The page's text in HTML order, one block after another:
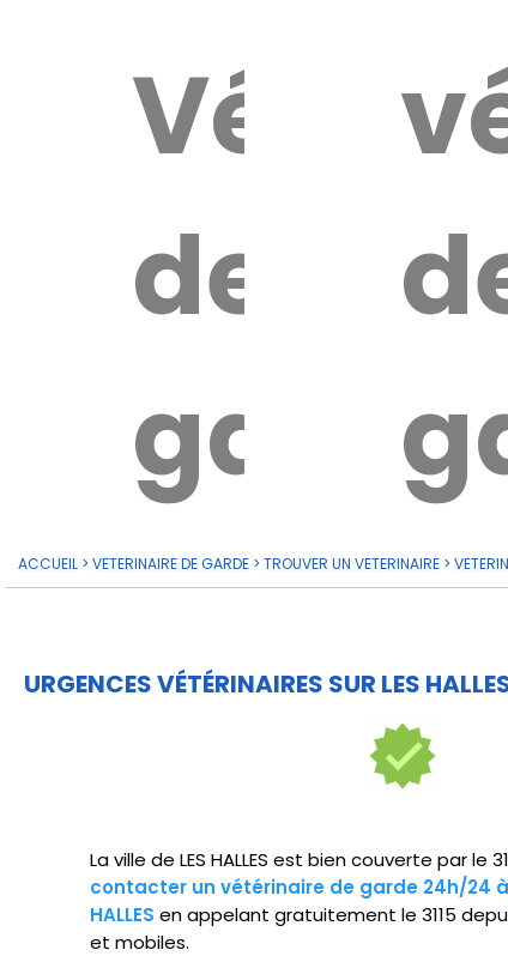
de
ACCUEIL > VETERINAIRE DE GARDE > TROUVER UN VETERINAIRE >
URGENCES VÉTÉRINAIRES SUR LES
La ville de LES HALLES est bien couverte par le
contacter un vétérinaire de garde 24h/24 à
HALLES en appelant gratuitement le 3115
et mobiles.